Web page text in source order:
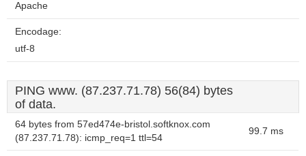
Apache
Encodage:
utf-8
PING www. (87.237.71.78) 56(84) bytes
of data.
64 bytes from 57ed474e-bristol.softknox.com
(87.237.71.78): icmp_req=1 ttl=54
99.7 ms